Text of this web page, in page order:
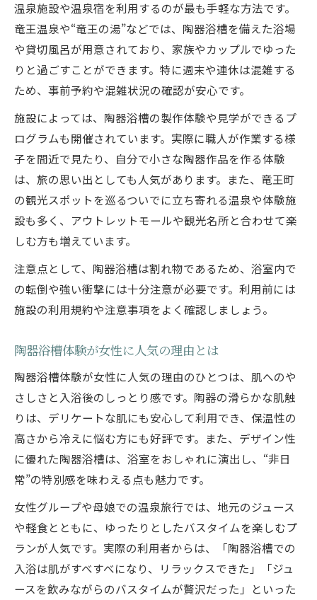
温泉施設や温泉宿を利用するのが最も手軽な方法です。
竜王温泉や“竜王の湯”などでは、陶器浴槽を備えた浴場
や貸切風呂が用意されており、家族やカップルでゆった
りと過ごすことができます。特に週末や連休は混雑する
ため、事前予約や混雑状況の確認が安心です。
施設によっては、陶器浴槽の製作体験や見学ができるプ
ログラムも開催されています。実際に職人が作業する様
子を間近で見たり、自分で小さな陶器作品を作る体験
は、旅の思い出としても人気があります。また、竜王町
の観光スポットを巡るついでに立ち寄れる温泉や体験施
設も多く、アウトレットモールや観光名所と合わせて楽
しむ方も増えています。
注意点として、陶器浴槽は割れ物であるため、浴室内で
の転倒や強い衝撃には十分注意が必要です。利用前には
施設の利用規約や注意事項をよく確認しましょう。
陶器浴槽体験が女性に人気の理由とは
陶器浴槽体験が女性に人気の理由のひとつは、肌へのや
さしさと入浴後のしっとり感です。陶器の滑らかな肌触
りは、デリケートな肌にも安心して利用でき、保温性の
高さから冷えに悩む方にも好評です。また、デザイン性
に優れた陶器浴槽は、浴室をおしゃれに演出し、“非日
常”の特別感を味わえる点も魅力です。
女性グループや母娘での温泉旅行では、地元のジュース
や軽食とともに、ゆったりとしたバスタイムを楽しむプ
ランが人気です。実際の利用者からは、「陶器浴槽での
入浴は肌がすべすべになり、リラックスできた」「ジュ
ースを飲みながらのバスタイムが贅沢だった」といった